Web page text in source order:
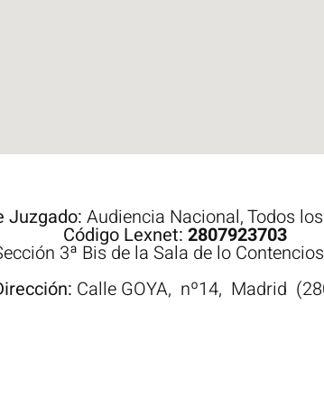
Juzgado: Audiencia Nacional,Todos
Código Lexnet: 2807923703
3ª Bis de la Sala de lo
Calle GOYA, nº14, Madrid